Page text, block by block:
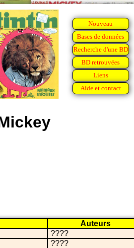
Nouveau
Bases de données
Recherche d'une BD
BD retrouvées
Liens
Aide et contact
Auteurs
????
????